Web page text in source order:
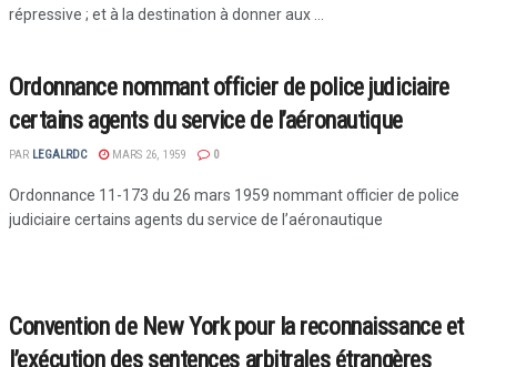
répressive ; et à la destination à donner aux ...
Ordonnance nommant officier de police judiciaire
certains agents du service de l’aéronautique
PAR LEGALRDC MARS 26, 1959 0
Ordonnance 11-173 du 26 mars 1959 nommant officier de police
judiciaire certains agents du service de l’aéronautique
Convention de New York pour la reconnaissance et
l’exécution des sentences arbitrales étrangères